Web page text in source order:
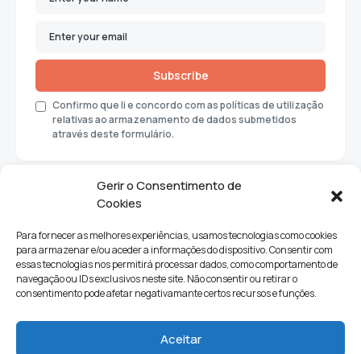
Gerir o Consentimento de
Cookies
Para fornecer as melhores experiências, usamos tecnologias como cookies
para armazenar e/ou aceder a informações do dispositivo. Consentir com
essas tecnologias nos permitirá processar dados, como comportamento de
navegação ou IDs exclusivos neste site. Não consentir ou retirar o
consentimento pode afetar negativamante certos recursos e funções.
Aceitar
Subscribe
Confirmo que li e concordo com as políticas de utilização
relativas ao armazenamento de dados submetidos
através deste formulário.
Ciências e Tecnologia